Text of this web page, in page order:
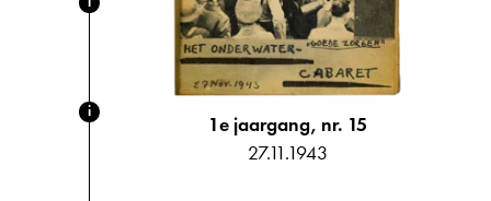
1e jaargang, nr. 15
27.11.1943
i